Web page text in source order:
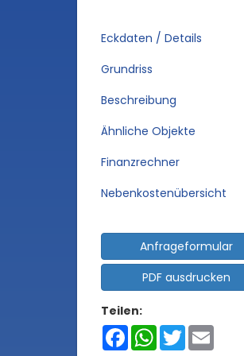
Eckdaten / Details
Grundriss
Beschreibung
Ähnliche Objekte
Finanzrechner
Nebenkostenübersicht
Anfrageformular
PDF ausdrucken
Teilen:
FacebookWhatsApp
Twitter